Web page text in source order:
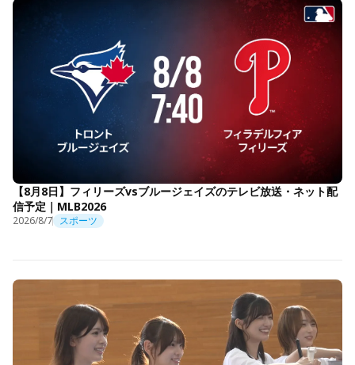
【8月8日】フィリーズvsブルージェイズのテレビ放送・ネット配
信予定｜MLB2026
2026/8/7 スポーツ